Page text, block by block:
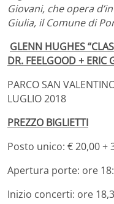
Giovani, che opera
Giulia, il Comune di
GLENN HUGHES
DR. FEELGOOD + ERIC
PARCO SAN
LUGLIO 2018
PREZZO BIGLIETTI
Posto unico: € 20,00 +
Apertura porte: ore
Inizio concerti: ore